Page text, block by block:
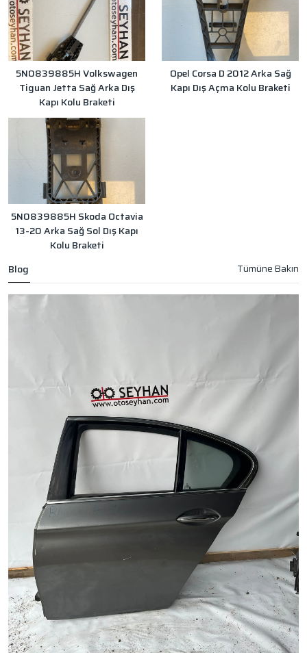
5N0839885H Volkswagen
Tiguan Jetta Sağ Arka Dış
Kapı Kolu Braketi
Opel Corsa D 2012 Arka Sağ
Kapı Dış Açma Kolu Braketi
5N0839885H Skoda Octavia
13-20 Arka Sağ Sol Dış Kapı
Kolu Braketi
Blog